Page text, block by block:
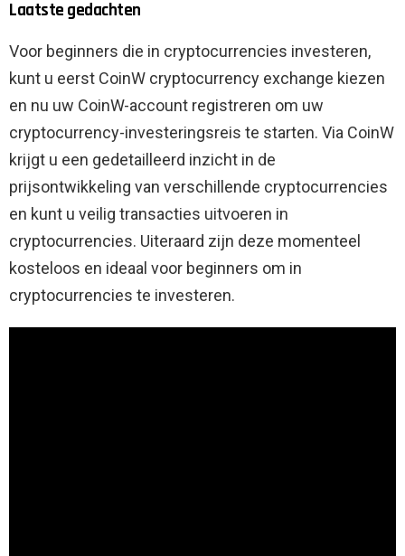
Laatste gedachten
Voor beginners die in cryptocurrencies investeren,
kunt u eerst CoinW cryptocurrency exchange kiezen
en nu uw CoinW-account registreren om uw
cryptocurrency-investeringsreis te starten. Via CoinW
krijgt u een gedetailleerd inzicht in de
prijsontwikkeling van verschillende cryptocurrencies
en kunt u veilig transacties uitvoeren in
cryptocurrencies. Uiteraard zijn deze momenteel
kosteloos en ideaal voor beginners om in
cryptocurrencies te investeren.